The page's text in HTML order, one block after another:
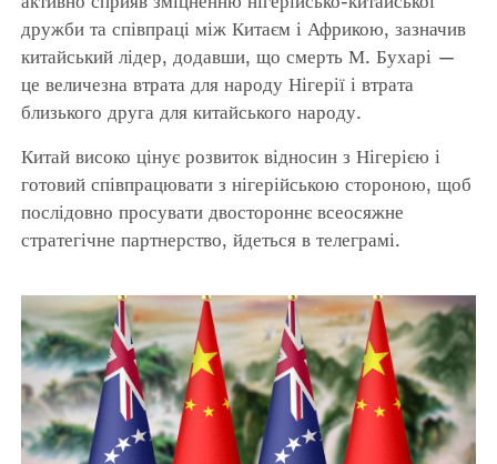
дружби та співпраці між Китаєм і Африкою, зазначив
китайський лідер, додавши, що смерть М. Бухарі —
це величезна втрата для народу Нігерії і втрата
близького друга для китайського народу.
Китай високо цінує розвиток відносин з Нігерією і
готовий співпрацювати з нігерійською стороною, щоб
послідовно просувати двостороннє всеосяжне
стратегічне партнерство, йдеться в телеграмі.